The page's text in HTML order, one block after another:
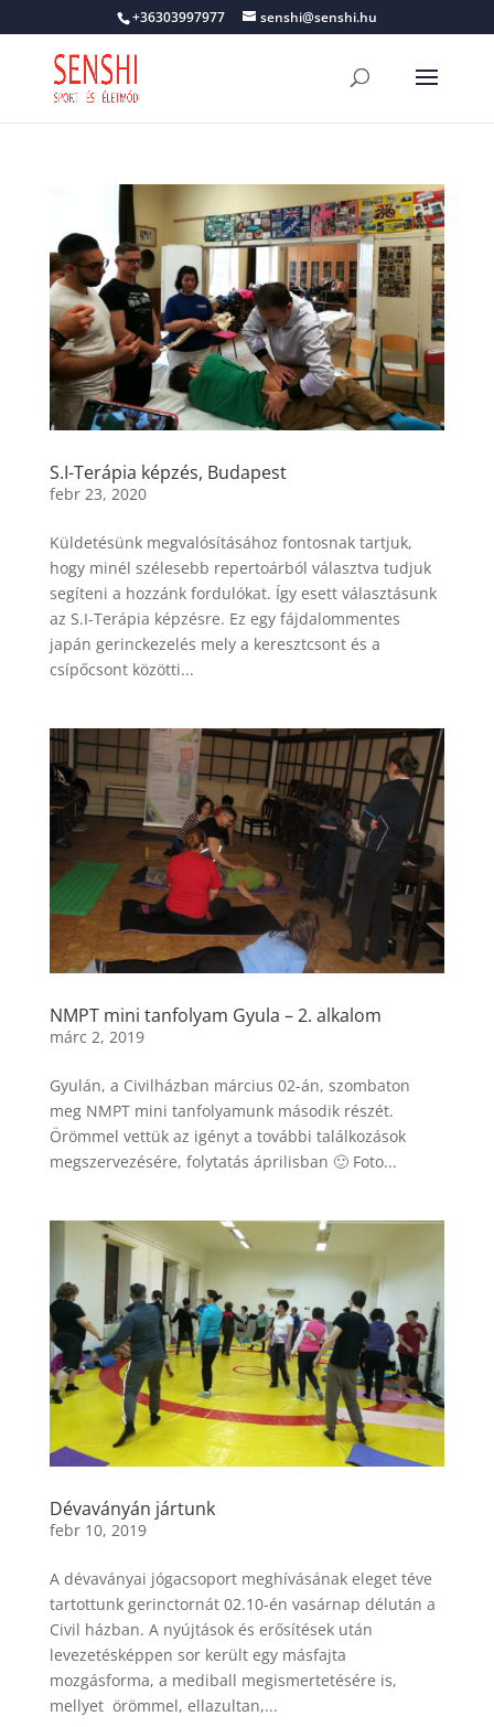
+36303997977 senshi@senshi.hu
S.I-Terápia képzés, Budapest
febr 23, 2020
Küldetésünk megvalósításához fontosnak tartjuk,
hogy minél szélesebb repertoárból választva tudjuk
segíteni a hozzánk fordulókat. Így esett választásunk
az S.I-Terápia képzésre. Ez egy fájdalommentes
japán gerinckezelés mely a keresztcsont és a
csípőcsont közötti...
NMPT mini tanfolyam Gyula – 2. alkalom
márc 2, 2019
Gyulán, a Civilházban március 02-án, szombaton
meg NMPT mini tanfolyamunk második részét.
Örömmel vettük az igényt a további találkozások
megszervezésére, folytatás áprilisban 🙂 Foto...
Dévaványán jártunk
febr 10, 2019
A dévaványai jógacsoport meghívásának eleget téve
tartottunk gerinctornát 02.10-én vasárnap délután a
Civil házban. A nyújtások és erősítések után
levezetésképpen sor került egy másfajta
mozgásforma, a mediball megismertetésére is,
mellyet örömmel, ellazultan,...